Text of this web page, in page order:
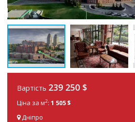
Вартість 239 250 $
Ціна за м2: 1 505 $
Дніпро